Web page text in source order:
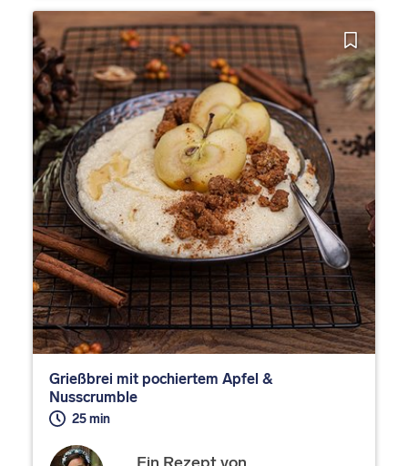
Grießbrei mit pochiertem Apfel &
Nusscrumble
25 min